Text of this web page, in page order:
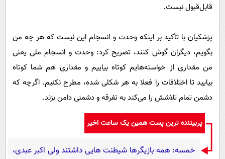
قابل‌قبول نیست.
پزشکیان با تأکید بر اینکه وحدت و انسجام این نیست که هر چه من
بگویم، دیگران گوش کنند، تصریح کرد: وحدت و انسجام ملی یعنی
من مقداری از خواسته‌هایم کوتاه بیاییم و مقداری هم شما کوتاه
بیایید تا اختلافات را فعلا به هر شکلی شده، مطرح نکنیم. اگرچه که
دشمن تمام تلاشش را می‌کند به تفرقه و دشمنی دامن بزند.
پربیننده ترین پست همین یک ساعت اخیر
خمسه: همه بازیگرها شیطنت هایی داشتند ولی اکبر عبدی،